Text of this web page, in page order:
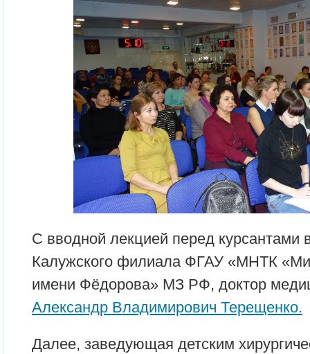
С вводной лекцией перед курсантами
Калужского филиала ФГАУ «МНТК
имени Фёдорова» МЗ РФ, доктор
Александр Владимирович Терещенко.
Далее, заведующая детским